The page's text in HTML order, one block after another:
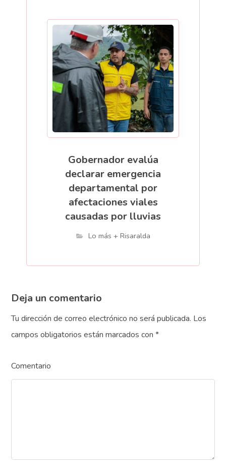
Gobernador evalúa
declarar emergencia
departamental por
afectaciones viales
causadas por lluvias
Lo más + Risaralda
Deja un comentario
Tu dirección de correo electrónico no será publicada. Los
campos obligatorios están marcados con*
Comentario